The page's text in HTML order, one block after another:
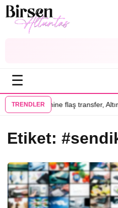
☰
TRENDLER
İnsanlar” filmine flaş transfer,
Etiket: